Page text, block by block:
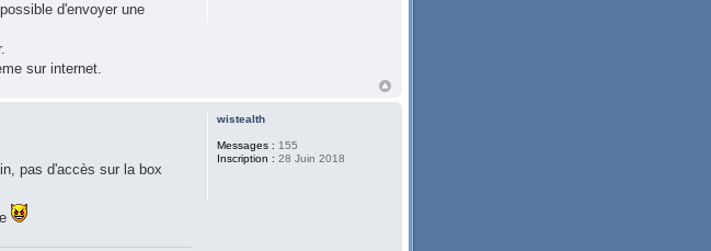
d'envoyer une
sur internet.
pas d'accès sur la box
wistealth
Messages : 155
Inscription : 28 Juin 2018